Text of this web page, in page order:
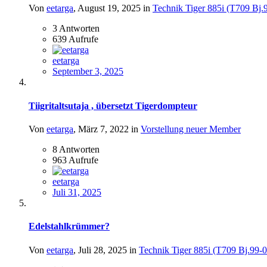
Von eetarga, August 19, 2025 in Technik Tiger 885i (T709
3Antworten
639Aufrufe
eetarga
September 3, 2025
Tiigritaltsutaja , übersetzt Tigerdompteur
Von eetarga, März 7, 2022 in Vorstellung neuer Member
8 Antworten
963 Aufrufe
eetarga
Juli 31, 2025
Edelstahlkrümmer?
Von eetarga, Juli 28, 2025 in Technik Tiger 885i (T709 Bj.99-